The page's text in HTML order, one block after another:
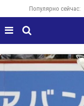
Популярно сейчас:
 